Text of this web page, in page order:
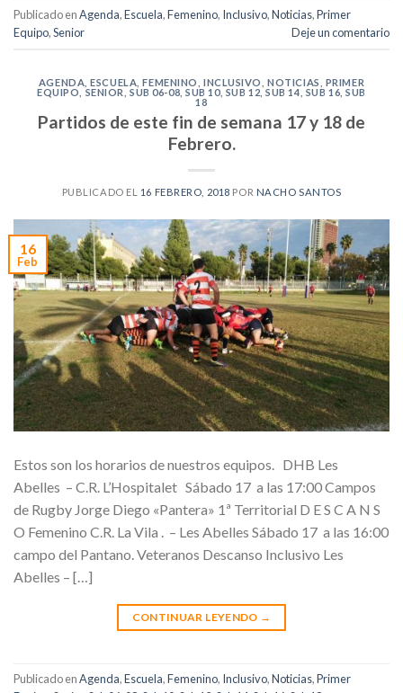
Publicado enAgenda,Escuela,Femenino, Inclusivo,Noticias,Primer
Equipo,Senior Deje un comentario
AGENDA ,ESCUELA ,FEMENINO INCLUSIVO ,NOTICIAS
PRIMER
EQUIPO ,SENIOR ,SUB 06-08 ,SUB 10, SUB 12,SUB 14 SUB 16 ,SUB
18
Partidos de este fin de semana 17 y 18 de
Febrero.
PUBLICADO EL 16 FEBRERO, 2018 POR NACHO SANTOS
16
Feb
Estos son los horarios de nuestros equipos. DHB Les
Abelles – C.R. L’Hospitalet Sábado 17 a las 17:00 Campos
de Rugby Jorge Diego «Pantera» 1ª Territorial D E S C A N S
O Femenino C.R. La Vila . – Les Abelles Sábado 17 a las 16:00
campo del Pantano. Veteranos Descanso Inclusivo Les
Abelles – […]
CONTINUAR LEYENDO →
Publicado enAgenda,Escuela,Femenino, Inclusivo,Noticias,Primer